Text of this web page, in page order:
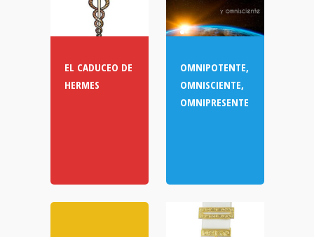
EL CADUCEO DE
HERMES
OMNIPOTENTE,
OMNISCIENTE,
OMNIPRESENTE